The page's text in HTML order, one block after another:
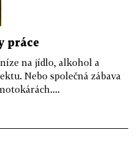
práce
na jídlo, alkohol a
Nebo společná zábava